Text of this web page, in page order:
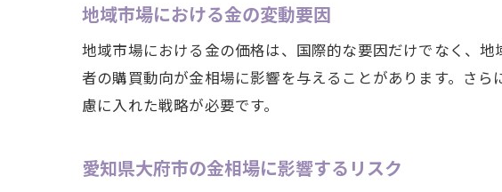
政
地
地域市場における金の変動要因
地域市場における金の価格は、国際的な要因だけでなく、
者の購買動向が金相場に影響を与えることがあります。さ
慮に入れた戦略が必要です。
愛知県大府市の金相場に影響するリスク